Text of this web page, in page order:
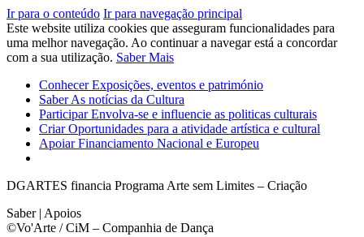
Ir para o conteúdo Ir para navegação principal
Este website utiliza cookies que asseguram funcionalidades para
uma melhor navegação. Ao continuar a navegar está a concordar
com a sua utilização. Saber Mais
ConhecerExposições, eventos e património
SaberAs notícias da Cultura
ParticiparEnvolva-se e influencie as politicas culturais
CriarOportunidades para a atividade artística e cultural
ApoiarFinanciamento Nacional e Europeu
DGARTES financia Programa Arte sem Limites – Criação
Saber | Apoios
©Vo'Arte / CiM – Companhia de Dança